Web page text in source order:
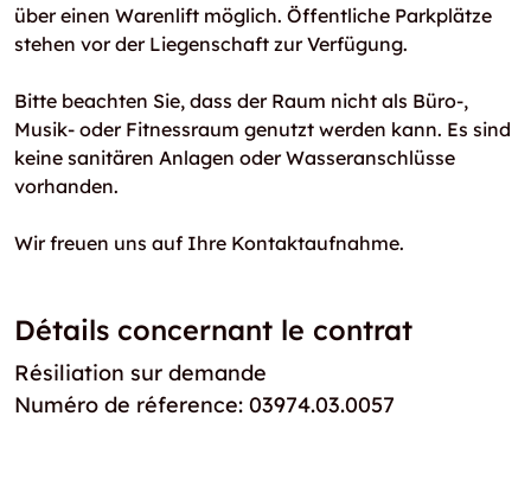
über einen Warenlift möglich. Öffentliche Parkplätze
stehen vor der Liegenschaft zur Verfügung.
Bitte beachten Sie, dass der Raum nicht als Büro-,
Musik- oder Fitnessraum genutzt werden kann. Es sind
keine sanitären Anlagen oder Wasseranschlüsse
vorhanden.
Wir freuen uns auf Ihre Kontaktaufnahme.
Détails concernant le contrat
Résiliation sur demande
Numéro de réference: 03974.03.0057